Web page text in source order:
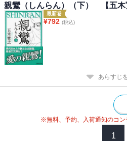
親鸞（しんらん）（下） 【五木
最新巻
¥792 (税込)
あらすじ
※無料、予約、入荷通知のコン
1